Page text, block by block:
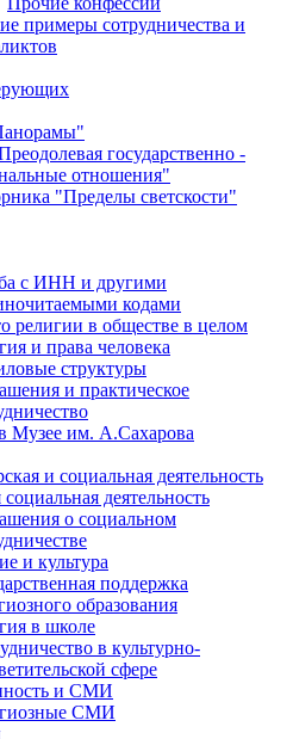
примеры сотрудничества и
государственно -
отношения"
"Пределы светскости"
с ИНН и другими
кодами
религии в обществе в целом
и права человека
структуры
и практическое
Музее им. А.Сахарова
и социальная деятельность
деятельность
о социальном
и культура
поддержка
образования
в школе
в культурно-
сфере
и СМИ
СМИ